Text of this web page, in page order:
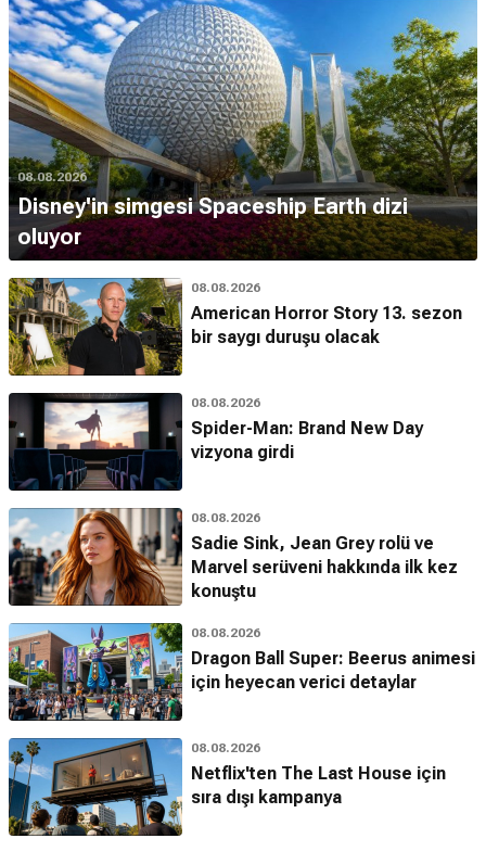
08.08.2026
Disney'in simgesi Spaceship Earth dizi
oluyor
08.08.2026
American Horror Story 13. sezon
bir saygı duruşu olacak
08.08.2026
Spider-Man: Brand New Day
vizyona girdi
08.08.2026
Sadie Sink, Jean Grey rolü ve
Marvel serüveni hakkında ilk kez
konuştu
08.08.2026
Dragon Ball Super: Beerus animesi
için heyecan verici detaylar
08.08.2026
Netflix'ten The Last House için
sıra dışı kampanya